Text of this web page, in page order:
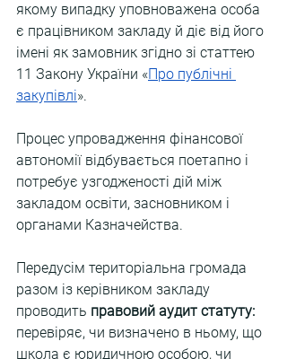
якому випадку уповноважена особа
є працівником закладу й діє від його
імені як замовник згідно зі статтею
11 Закону України «Про публічні
закупівлі».
Процес упровадження фінансової
автономії відбувається поетапно і
потребує узгодженості дій між
закладом освіти, засновником і
органами Казначейства.
Передусім територіальна громада
разом із керівником закладу
проводить правовий аудит статуту:
перевіряє, чи визначено в ньому, що
школа є юридичною особою, чи